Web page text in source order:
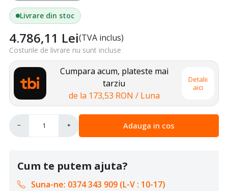
Livrare din stoc
4.786,11 Lei(TVA inclus)
Costurile de livrare nu sunt incluse
Cumpara acum, plateste mai
tarziu
de la 173,53 RON / Luna
Detalii
aici
− + Adauga in cos
Cum te putem ajuta?
Suna-ne: 0374 343 909 (L-V : 10-17)